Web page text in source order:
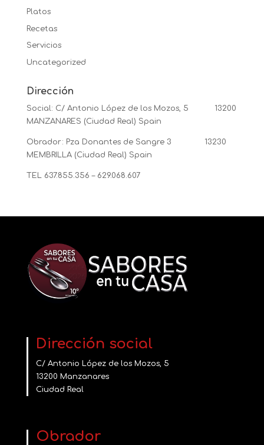
Platos
Recetas
Servicios
Uncategorized
Dirección
Social: C/ Antonio López de los Mozos, 5 13200
MANZANARES (Ciudad Real) Spain
Obrador: Pza Donantes de Sangre 3 13230
MEMBRILLA (Ciudad Real) Spain
TEL 637.855.356 – 629.068.607
Dirección social
C/ Antonio López de los Mozos, 5
13200 Manzanares
Ciudad Real
Obrador